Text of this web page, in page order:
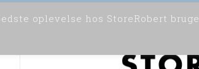
oplevelse hos StoreRobert